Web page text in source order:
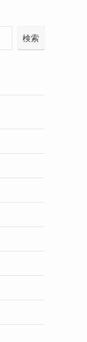
検索